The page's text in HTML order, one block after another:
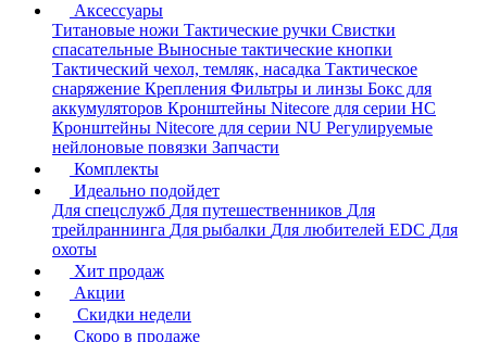
Аксессуары
Титановые ножи Тактические ручки Свистки
спасательные Выносные тактические кнопки
Тактический чехол, темляк, насадка Тактическое
снаряжение Крепления Фильтры и линзы Бокс для
аккумуляторов Кронштейны Nitecore для серии HС
Кронштейны Nitecore для серии NU Регулируемые
нейлоновые повязки Запчасти
Комплекты
Идеально подойдет
Для спецслужб Для путешественников Для
трейлраннинга Для рыбалки Для любителей EDC Для
охоты
Хит продаж
Акции
Скидки недели
Скоро в продаже